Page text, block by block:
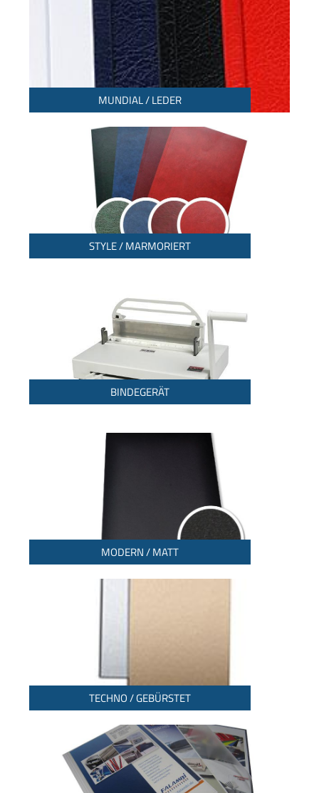
MUNDIAL / LEDER
STYLE / MARMORIERT
BINDEGERÄT
MODERN / MATT
TECHNO / GEBÜRSTET